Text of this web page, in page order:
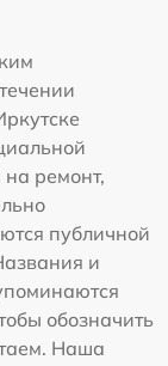
ремонт,
публичной
и
обозначить
Наша